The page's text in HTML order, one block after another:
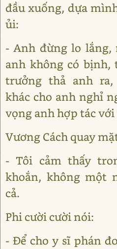
đầu xuống, dựa
ủi:
- Anh đừng lo lắng,
anh không có bịnh,
trưởng thả anh ra,
khác cho anh nghỉ
vọng anh hợp tác
Vương Cách quay
- Tôi cảm thấy
khoắn, không một
cả.
Phi cười cười nói:
- Để cho y sĩ phán